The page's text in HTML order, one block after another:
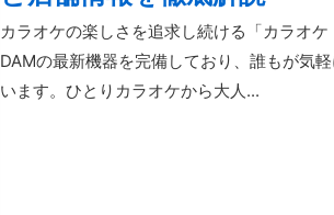
カラオケの楽しさを追求し続ける「カラオ
DAMの最新機器を完備しており、誰もが気
います。ひとりカラオケから大人...